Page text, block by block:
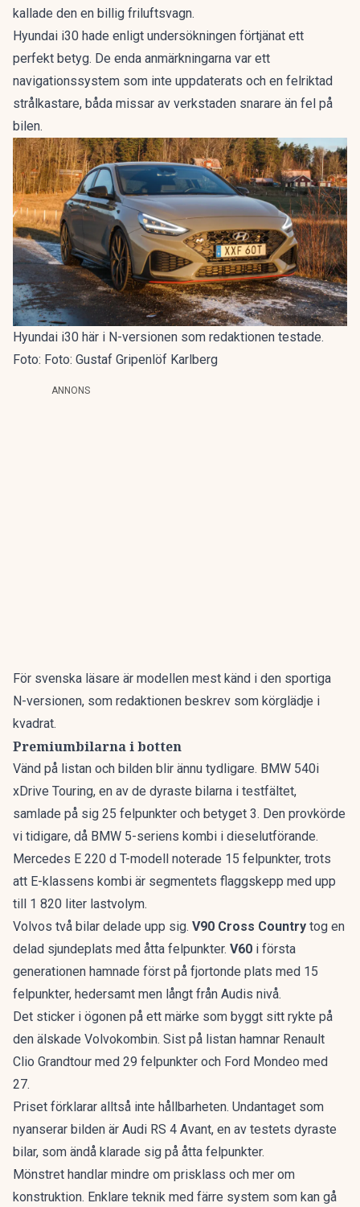
kallade den en billig friluftsvagn.
Hyundai i30 hade enligt undersökningen förtjänat ett
perfekt betyg. De enda anmärkningarna var ett
navigationssystem som inte uppdaterats och en felriktad
strålkastare, båda missar av verkstaden snarare än fel på
bilen.
Hyundai i30 här i N-versionen som redaktionen testade.
Foto: Foto: Gustaf Gripenlöf Karlberg
ANNONS
För svenska läsare är modellen mest känd i den sportiga
N-versionen, som redaktionen beskrev som körglädje i
kvadrat.
Premiumbilarna i botten
Vänd på listan och bilden blir ännu tydligare. BMW 540i
xDrive Touring, en av de dyraste bilarna i testfältet,
samlade på sig 25 felpunkter och betyget 3. Den provkörde
vi tidigare, då BMW 5-seriens kombi i dieselutförande.
Mercedes E 220 d T-modell noterade 15 felpunkter, trots
att E-klassens kombi är segmentets flaggskepp med upp
till 1 820 liter lastvolym.
Volvos två bilar delade upp sig. V90 Cross Country tog en
delad sjundeplats med åtta felpunkter. V60 i första
generationen hamnade först på fjortonde plats med 15
felpunkter, hedersamt men långt från Audis nivå.
Det sticker i ögonen på ett märke som byggt sitt rykte på
den älskade Volvokombin. Sist på listan hamnar Renault
Clio Grandtour med 29 felpunkter och Ford Mondeo med
27.
Priset förklarar alltså inte hållbarheten. Undantaget som
nyanserar bilden är Audi RS 4 Avant, en av testets dyraste
bilar, som ändå klarade sig på åtta felpunkter.
Mönstret handlar mindre om prisklass och mer om
konstruktion. Enklare teknik med färre system som kan gå